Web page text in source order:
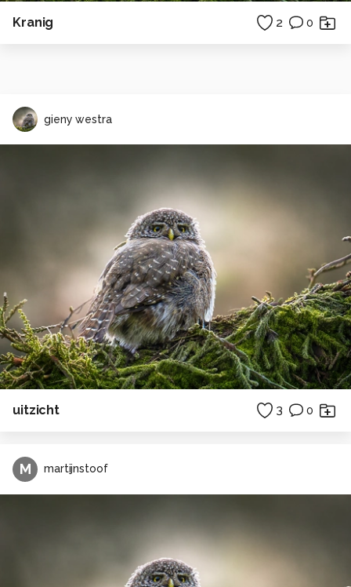
Kranig 2 0
gieny westra
uitzicht 3 0
M martijnstoof